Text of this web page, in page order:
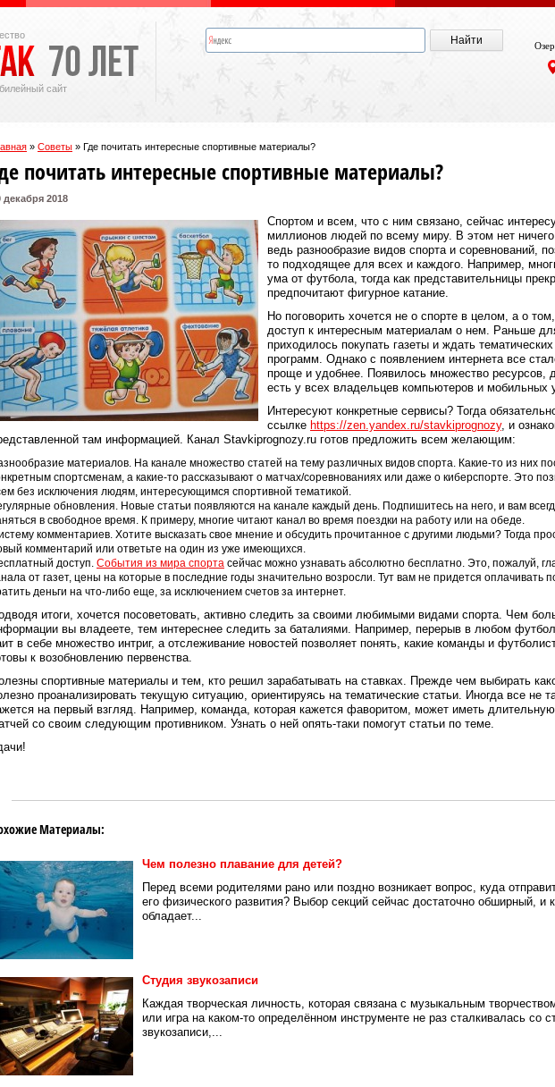
сайт
» Советы » Где почитать интересные спортивные материалы?
почитать интересные спортивные материалы?
декабря 2018
Спортом и всем, что с ним связано, сейчас
миллионов людей по всему миру. В этом нет ничего
ведь разнообразие видов спорта и соревнований,
то подходящее для всех и каждого. Например,
ума от футбола, тогда как представительницы
предпочитают фигурное катание.
Но поговорить хочется не о спорте в целом, а о
доступ к интересным материалам о нем. Раньше
приходилось покупать газеты и ждать
программ. Однако с появлением интернета все
проще и удобнее. Появилось множество ресурсов,
есть у всех владельцев компьютеров и мобильных
Интересуют конкретные сервисы? Тогда
ссылке https://zen.yandex.ru/stavkiprognozy, и
там информацией. Канал Stavkiprognozy.ru готов предложить всем желающим:
материалов. На канале множество статей на тему различных видов спорта. Какие-то из них
спортсменам, а какие-то рассказывают о матчах/соревнованиях или даже о киберспорте. Это
без исключения людям, интересующимся спортивной тематикой.
обновления. Новые статьи появляются на канале каждый день. Подпишитесь на него, и вам
в свободное время. К примеру, многие читают канал во время поездки на работу или на обеде.
комментариев. Хотите высказать свое мнение и обсудить прочитанное с другими людьми? Тогда
комментарий или ответьте на один из уже имеющихся.
доступ. События из мира спорта сейчас можно узнавать абсолютно бесплатно. Это, пожалуй,
от газет, цены на которые в последние годы значительно возросли. Тут вам не придется оплачивать
деньги на что-либо еще, за исключением счетов за интернет.
итоги, хочется посоветовать, активно следить за своими любимыми видами спорта. Чем
вы владеете, тем интереснее следить за баталиями. Например, перерыв в любом
в себе множество интриг, а отслеживание новостей позволяет понять, какие команды и
к возобновлению первенства.
спортивные материалы и тем, кто решил зарабатывать на ставках. Прежде чем выбирать
проанализировать текущую ситуацию, ориентируясь на тематические статьи. Иногда все не
на первый взгляд. Например, команда, которая кажется фаворитом, может иметь
со своим следующим противником. Узнать о ней опять-таки помогут статьи по теме.
Материалы:
Чем полезно плавание для детей?
Перед всеми родителями рано или поздно возникает вопрос, куда
его физического развития? Выбор секций сейчас достаточно обширный, и
обладает...
Студия звукозаписи
Каждая творческая личность, которая связана с музыкальным
или игра на каком-то определённом инструменте не раз сталкивалась со
звукозаписи,...